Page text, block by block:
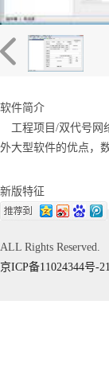
软件简介
工程项目/双代号网
外大型软件的优点，
新版特征
ALL Rights Reserved.
京ICP备11024344号-21